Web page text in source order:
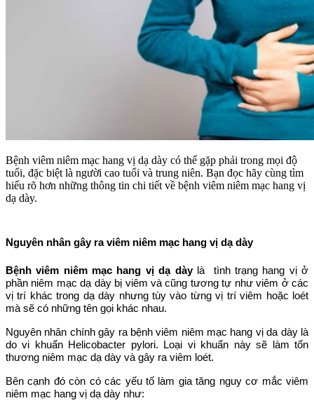
Bệnh viêm niêm mạc hang vị dạ dày có thể gặp phải trong mọi độ
tuổi, đặc biệt là người cao tuổi và trung niên. Bạn đọc hãy cùng tìm
hiểu rõ hơn những thông tin chi tiết về bệnh viêm niêm mạc hang vị
dạ dày.
Nguyên nhân gây ra viêm niêm mạc hang vị dạ dày
Bệnh viêm niêm mạc hang vị dạ dàylà tình trạng hang vị ở
phần niêm mạc dạ dày bị viêm và cũng tương tự như viêm ở các
vị trí khác trong dạ dày nhưng tùy vào từng vị trí viêm hoặc loét
mà sẽ có những tên gọi khác nhau.
Nguyên nhân chính gây ra bệnh viêm niêm mạc hang vị da dày là
do vi khuẩn Helicobacter pylori. Loại vi khuẩn này sẽ làm tổn
thương niêm mạc dạ dày và gây ra viêm loét.
Bên cạnh đó còn có các yếu tố làm gia tăng nguy cơ mắc viêm
niêm mạc hang vị dạ dày như: